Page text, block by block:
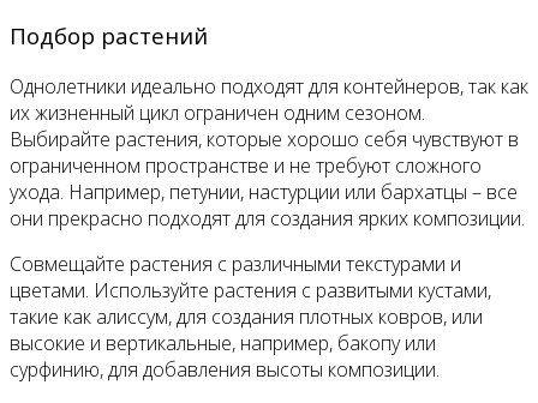
Подбор растений
Однолетники идеально подходят для контейнеров, так как
их жизненный цикл ограничен одним сезоном.
Выбирайте растения, которые хорошо себя чувствуют в
ограниченном пространстве и не требуют сложного
ухода. Например, петунии, настурции или бархатцы – все
они прекрасно подходят для создания ярких композиции.
Совмещайте растения с различными текстурами и
цветами. Используйте растения с развитыми кустами,
такие как алиссум, для создания плотных ковров, или
высокие и вертикальные, например, бакопу или
сурфинию, для добавления высоты композиции.